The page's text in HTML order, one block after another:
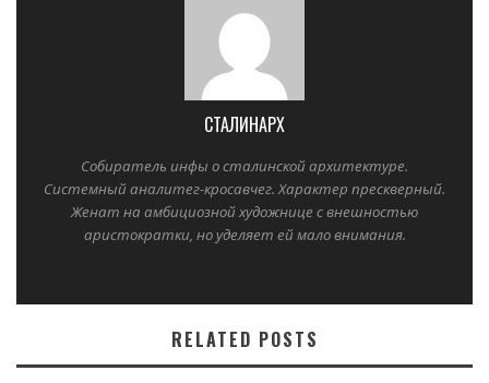
СТАЛИНАРХ
Собиратель инфы о сталинской архитектуре.
Системный аналитег-кросавчег. Характер прескверный.
Женат на амбициозной художнице с внешностью
аристократки, но уделяет ей мало внимания.
RELATED POSTS